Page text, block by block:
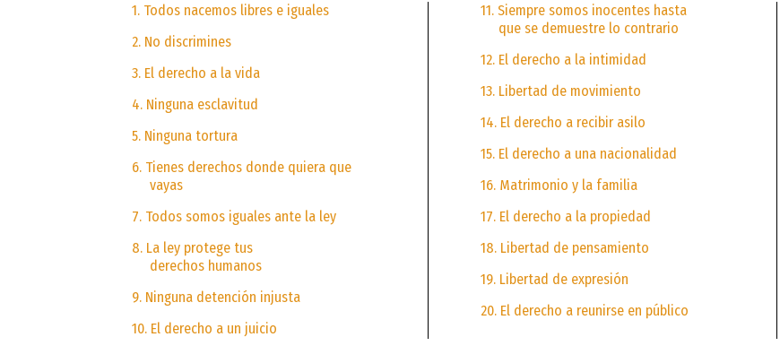
1. Todos nacemos libres e iguales
2. No discrimines
3. El derecho a la vida
4. Ninguna esclavitud
5. Ninguna tortura
6. Tienes derechos donde quiera que
vayas
7. Todos somos iguales ante la ley
8. La ley protege tus
derechos humanos
9. Ninguna detención injusta
10. El derecho a un juicio
11. Siempre somos inocentes hasta
que se demuestre lo contrario
12. El derecho a la intimidad
13. Libertad de movimiento
14. El derecho a recibir asilo
15. El derecho a una nacionalidad
16. Matrimonio y la familia
17. El derecho a la propiedad
18. Libertad de pensamiento
19. Libertad de expresión
20. El derecho a reunirse en público